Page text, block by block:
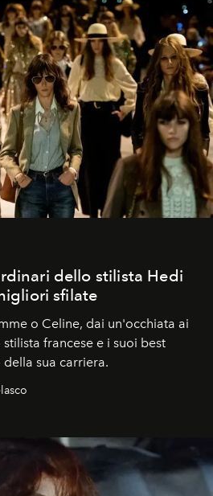
dello stilista Hedi
sfilate
o Celine, dai un'occhiata ai
francese e i suoi best
sua carriera.